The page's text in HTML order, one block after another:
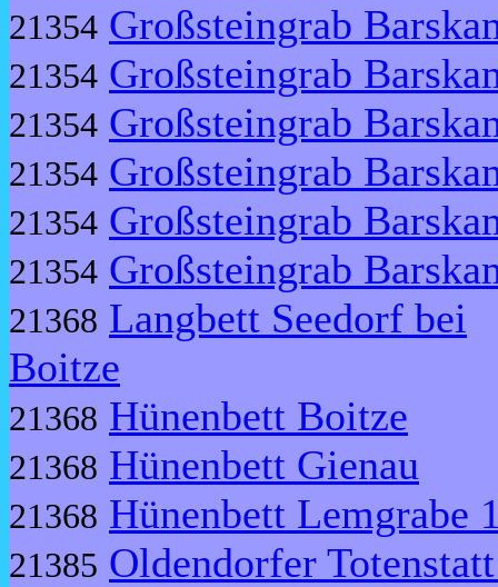
21354 Großsteingrab
21354 Großsteingrab
21354 Großsteingrab
21354 Großsteingrab
21354 Großsteingrab
21354 Großsteingrab
21368 Langbett Seedorf bei
Boitze
21368 Hünenbett Boitze
21368 Hünenbett Gienau
21368 Hünenbett Lemgrabe
21385 Oldendorfer